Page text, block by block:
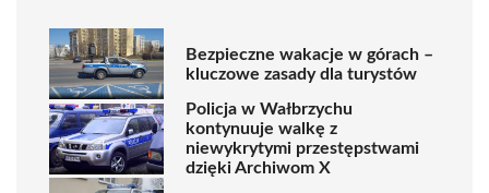
Bezpieczne wakacje w górach –
kluczowe zasady dla turystów
Policja w Wałbrzychu
kontynuuje walkę z
niewykrytymi przestępstwami
dzięki Archiwom X